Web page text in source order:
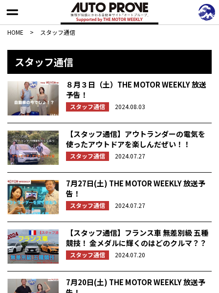
HOME > スタッフ通信
スタッフ通信
８月３日（土）THE MOTOR WEEKLY 放送
予告！
スタッフ通信 2024.08.03
【スタッフ通信】アウトランダーの電気を
使ったアウトドアを楽しんだぜい！！
スタッフ通信 2024.07.27
7月27日(土) THE MOTOR WEEKLY 放送予
告！
スタッフ通信 2024.07.27
【スタッフ通信】フランス車 無差別級 五種
競技！ 金メダルに輝くのはどのクルマ？？
スタッフ通信 2024.07.20
7月20日(土) THE MOTOR WEEKLY 放送予